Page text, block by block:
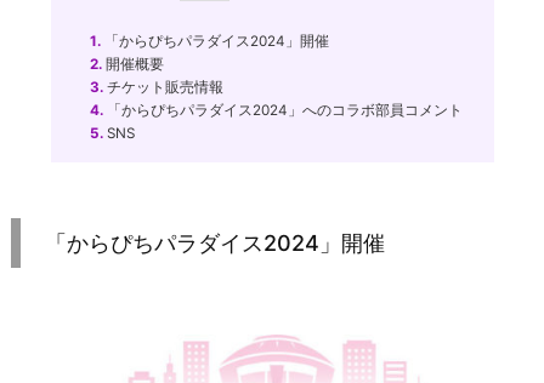
1.「からぴちパラダイス2024」開催
2.開催概要
3.チケット販売情報
4.「からぴちパラダイス2024」へのコラボ部員コメント
5.SNS
「からぴちパラダイス2024」開催